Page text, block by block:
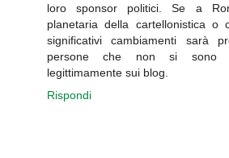
loro sponsor politici. Se a
planetaria della cartellonistica o
significativi cambiamenti sarà
persone che non si sono
legittimamente sui blog.
Rispondi